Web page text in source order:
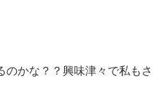
かな？？興味津々で私もさ